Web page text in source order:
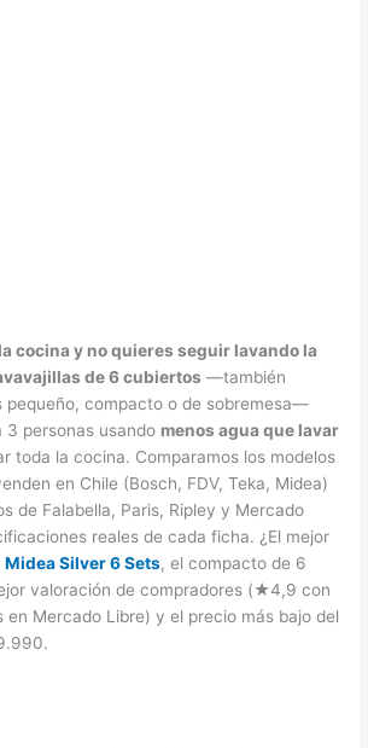
cocina y no quieres seguir lavando la
de 6 cubiertos —también
pequeño, compacto o de sobremesa—
3 personas usando menos agua que lavar
toda la cocina. Comparamos los modelos
en Chile (Bosch, FDV, Teka, Midea)
de Falabella, Paris, Ripley y Mercado
reales de cada ficha. ¿El mejor
Midea Silver 6 Sets, el compacto de 6
valoración de compradores (★4,9 con
en Mercado Libre) y el precio más bajo del